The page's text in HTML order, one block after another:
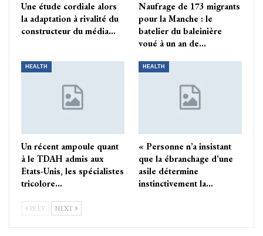
Une étude cordiale alors
la adaptation à rivalité du
constructeur du média…
Naufrage de 173 migrants
pour la Manche : le
batelier du baleinière
voué à un an de…
HEALTH
Un récent ampoule quant
à le TDAH admis aux
Etats-Unis, les spécialistes
tricolore…
HEALTH
« Personne n’a insistant
que la ébranchage d’une
asile détermine
instinctivement la…
PREV NEXT